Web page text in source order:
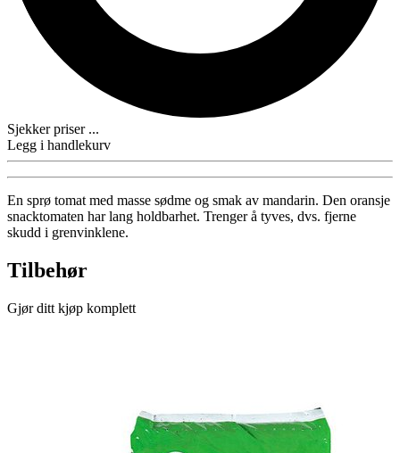
Sjekker priser ...
Legg i handlekurv
En sprø tomat med masse sødme og smak av mandarin. Den oransje
snacktomaten har lang holdbarhet. Trenger å tyves, dvs. fjerne
skudd i grenvinklene.
Tilbehør
Gjør ditt kjøp komplett